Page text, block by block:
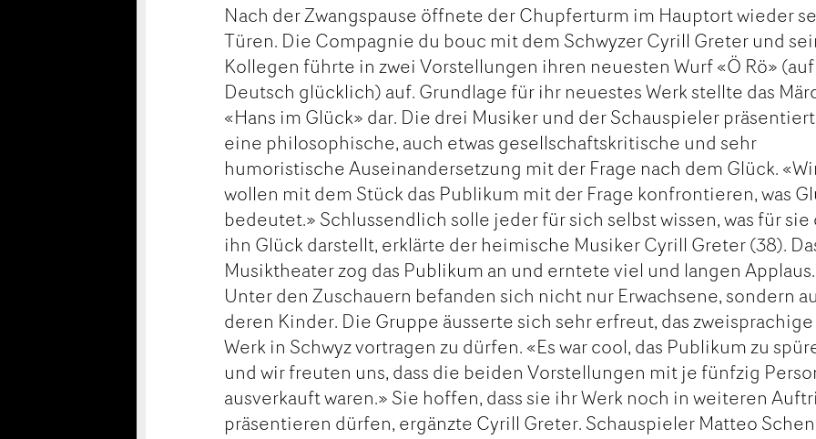
Nach der Zwangspause öffnete der Chupferturm im Hauptort wieder
Türen. Die Compagnie du bouc mit dem Schwyzer Cyrill Greter und
Kollegen führte in zwei Vorstellungen ihren neuesten Wurf «Ö Rö» (auf
Deutsch glücklich) auf. Grundlage für ihr neuestes Werk stellte das
«Hans im Glück» dar. Die drei Musiker und der Schauspieler
eine philosophische, auch etwas gesellschaftskritische und sehr
humoristische Auseinandersetzung mit der Frage nach dem Glück.
wollen mit dem Stück das Publikum mit der Frage konfrontieren, was
bedeutet.» Schlussendlich solle jeder für sich selbst wissen, was für sie
ihn Glück darstellt, erklärte der heimische Musiker Cyrill Greter (38).
Musiktheater zog das Publikum an und erntete viel und langen Applaus.
Unter den Zuschauern befanden sich nicht nur Erwachsene, sondern
deren Kinder. Die Gruppe äusserte sich sehr erfreut, das zweisprachige
Werk in Schwyz vortragen zu dürfen. «Es war cool, das Publikum zu
und wir freuten uns, dass die beiden Vorstellungen mit je fünfzig
ausverkauft waren.» Sie hoffen, dass sie ihr Werk noch in weiteren
präsentieren dürfen, ergänzte Cyrill Greter. Schauspieler Matteo